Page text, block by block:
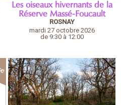
Les oiseaux hivernants de la
Réserve Massé-Foucault
ROSNAY
mardi 27 octobre 2026
de 9:30 à 12:00